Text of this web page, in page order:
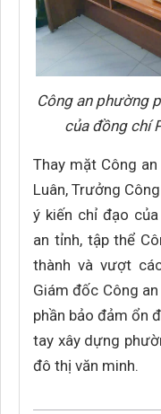
Công an phường
của đồng chí
Thay mặt Công
Luân, Trưởng
ý kiến chỉ đạo
an tỉnh, tập thể
thành và vượt
Giám đốc Công
phần bảo đảm ổn
tay xây dựng
đô thị văn minh.